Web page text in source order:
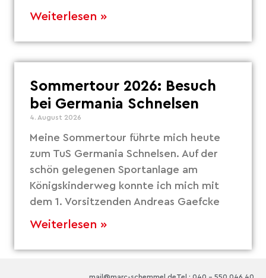
Weiterlesen »
Sommertour 2026: Besuch
bei Germania Schnelsen
4. August 2026
Meine Sommertour führte mich heute
zum TuS Germania Schnelsen. Auf der
schön gelegenen Sportanlage am
Königskinderweg konnte ich mich mit
dem 1. Vorsitzenden Andreas Gaefcke
Weiterlesen »